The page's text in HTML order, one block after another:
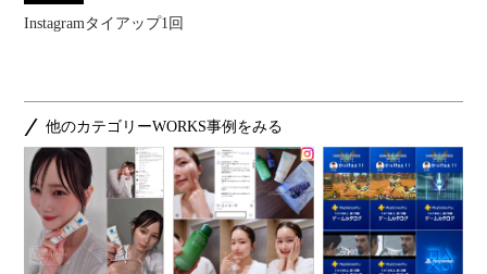
Instagramタイアップ1回
他のカテゴリーWORKS事例をみる